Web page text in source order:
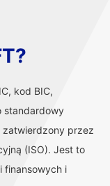
kod BIC,
standardowy
przez
(ISO). Jest to
finansowych i